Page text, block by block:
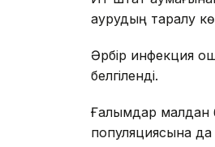
аурудың таралу
Әрбір инфекция
белгіленді.
Ғалымдар малдан
популяциясына да